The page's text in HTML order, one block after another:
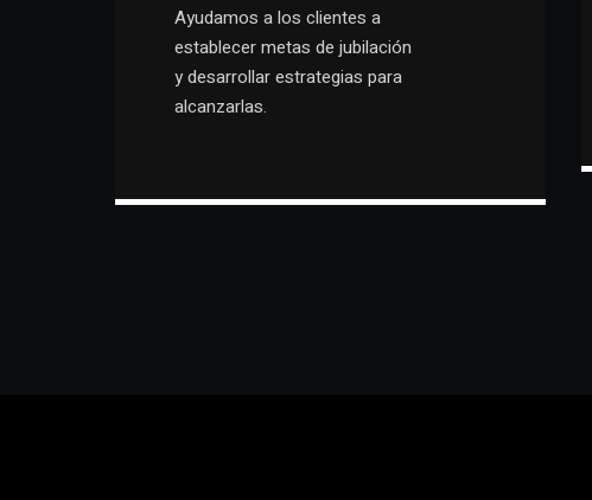
Ayudamos a los clientes a
establecer metas de jubilación
y desarrollar estrategias para
alcanzarlas.